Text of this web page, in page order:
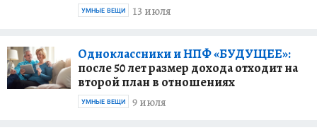
13 июля
УМНЫЕ ВЕЩИ
Одноклассники и НПФ «БУДУЩЕЕ»:
после 50 лет размер дохода отходит на
второй план в отношениях
9 июля
УМНЫЕ ВЕЩИ